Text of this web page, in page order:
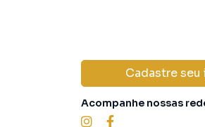
Cadastre seu
Acompanhe nossas